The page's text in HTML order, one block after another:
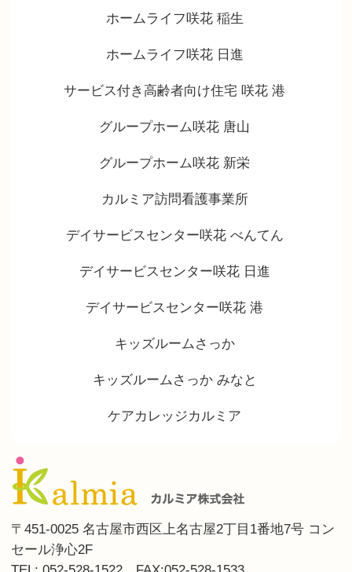
ホームライフ咲花 稲生
ホームライフ咲花 日進
サービス付き高齢者向け住宅 咲花 港
グループホーム咲花 唐山
グループホーム咲花 新栄
カルミア訪問看護事業所
デイサービスセンター咲花 べんてん
デイサービスセンター咲花 日進
デイサービスセンター咲花 港
キッズルームさっか
キッズルームさっか みなと
ケアカレッジカルミア
〒451-0025 名古屋市西区上名古屋2丁目1番地7号 コン
セール浄心2F